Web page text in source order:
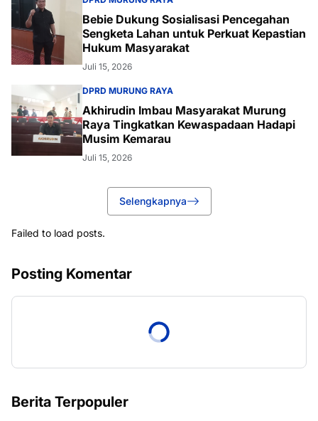
Bebie Dukung Sosialisasi Pencegahan
Sengketa Lahan untuk Perkuat Kepastian
Hukum Masyarakat
Juli 15, 2026
DPRD MURUNG RAYA
Akhirudin Imbau Masyarakat Murung
Raya Tingkatkan Kewaspadaan Hadapi
Musim Kemarau
Juli 15, 2026
Selengkapnya
Failed to load posts.
Posting Komentar
Berita Terpopuler